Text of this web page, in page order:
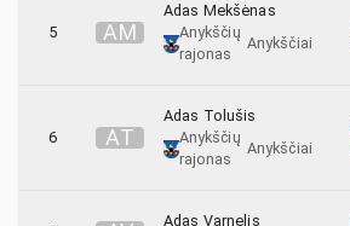
5 AM
Adas Mekšėnas
Anykščių
rajonas
Anykščiai
6 AT
Adas Tolušis
Anykščių
rajonas
Anykščiai
Adas Varnelis